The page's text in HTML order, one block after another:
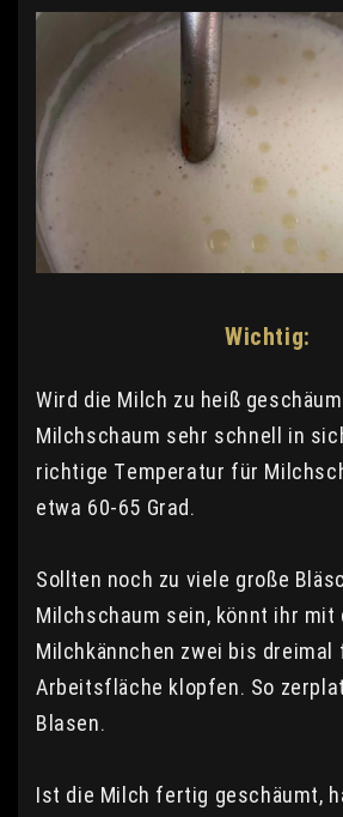
Wichtig:
Wird die Milch zu heiß
Milchschaum sehr schnell in
richtige Temperatur für
etwa 60-65 Grad.
Sollten noch zu viele große
Milchschaum sein, könnt ihr mit
Milchkännchen zwei bis
Arbeitsfläche klopfen. So
Blasen.
Ist die Milch fertig geschäumt,